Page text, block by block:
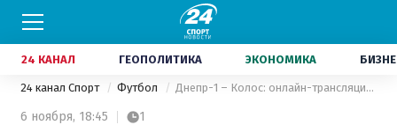
24 КАНАЛ ГЕОПОЛИТИКА ЭКОНОМИКА
24 канал Спорт Футбол Днепр-1 – Колос: онлайн-трансляция матча УПЛ
6 ноября, 18:45 1